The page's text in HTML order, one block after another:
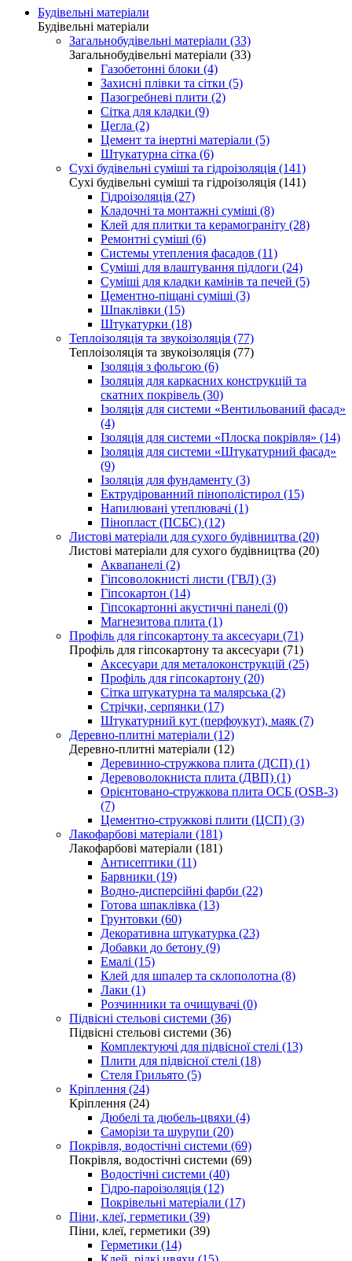
Будівельні матеріали
Будівельні матеріали
Загальнобудівельні матеріали (33)
Загальнобудівельні матеріали (33)
Газобетонні блоки (4)
Захисні плівки та сітки (5)
Пазогребневі плити (2)
Сітка для кладки (9)
Цегла (2)
Цемент та інертні матеріали (5)
Штукатурна сітка (6)
Сухі будівельні суміші та гідроізоляція (141)
Сухі будівельні суміші та гідроізоляція (141)
Гідроізоляція (27)
Кладочні та монтажні суміші (8)
Клей для плитки та керамограніту (28)
Ремонтні суміші (6)
Системы утепления фасадов (11)
Суміші для влаштування підлоги (24)
Суміші для кладки камінів та печей (5)
Цементно-піщані суміші (3)
Шпаклівки (15)
Штукатурки (18)
Теплоізоляція та звукоізоляція (77)
Теплоізоляція та звукоізоляція (77)
Ізоляція з фольгою (6)
Ізоляція для каркасних конструкцій та
скатних покрівель (30)
Ізоляція для системи «Вентильований фасад»
(4)
Ізоляція для системи «Плоска покрівля» (14)
Ізоляція для системи «Штукатурний фасад»
(9)
Ізоляція для фундаменту (3)
Ектрудірованний пінополістирол (15)
Напилювані утеплювачі (1)
Пінопласт (ПСБС) (12)
Листові матеріали для сухого будівництва (20)
Листові матеріали для сухого будівництва (20)
Аквапанелі (2)
Гіпсоволокнисті листи (ГВЛ) (3)
Гіпсокартон (14)
Гіпсокартонні акустичні панелі (0)
Магнезитова плита (1)
Профіль для гіпсокартону та аксесуари (71)
Профіль для гіпсокартону та аксесуари (71)
Аксесуари для металоконструкцій (25)
Профіль для гіпсокартону (20)
Сітка штукатурна та малярська (2)
Стрічки, серпянки (17)
Штукатурний кут (перфоукут), маяк (7)
Деревно-плитні матеріали (12)
Деревно-плитні матеріали (12)
Деревинно-стружкова плита (ДСП) (1)
Деревоволокниста плита (ДВП) (1)
Орієнтовано-стружкова плита ОСБ (OSB-3)
(7)
Цементно-стружкові плити (ЦСП) (3)
Лакофарбові матеріали (181)
Лакофарбові матеріали (181)
Антисептики (11)
Барвники (19)
Водно-дисперсійні фарби (22)
Готова шпаклівка (13)
Грунтовки (60)
Декоративна штукатурка (23)
Добавки до бетону (9)
Емалі (15)
Клей для шпалер та склополотна (8)
Лаки (1)
Розчинники та очищувачі (0)
Підвісні стельові системи (36)
Підвісні стельові системи (36)
Комплектуючі для підвісної стелі (13)
Плити для підвісної стелі (18)
Стеля Грильято (5)
Кріплення (24)
Кріплення (24)
Дюбелі та дюбель-цвяхи (4)
Саморізи та шурупи (20)
Покрівля, водостічні системи (69)
Покрівля, водостічні системи (69)
Водостічні системи (40)
Гідро-пароізоляція (12)
Покрівельні матеріали (17)
Піни, клеї, герметики (39)
Піни, клеї, герметики (39)
Герметики (14)